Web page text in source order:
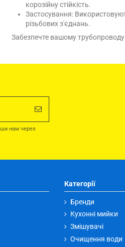
корозійну стійкість.
Застосування:
різьбових з'єднань.
Забезпечте вашому трубопроводу
нам через
Категорії
Бренди
Кухонні мийки
Змішувачі
Очищення води